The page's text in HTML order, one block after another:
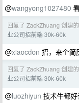
@wangyong1027480
回复了 ZackZhuang 创建
业公司招前端 30k-60k
@xiaocdon 招，来个简
回复了 ZackZhuang 创建
业公司招前端 30k-60k
@luozhiyun 技术牛都